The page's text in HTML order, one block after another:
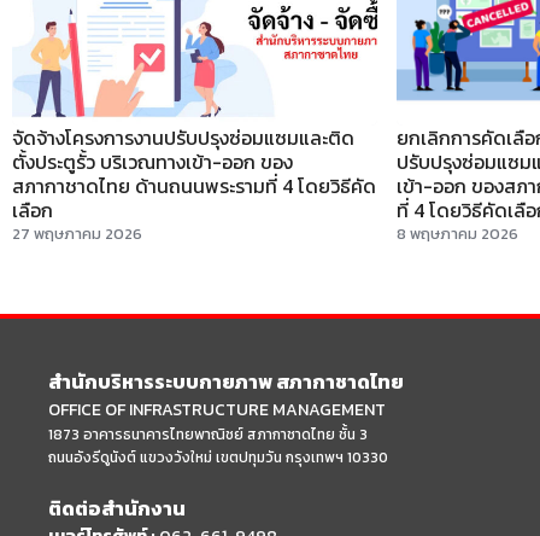
จัดจ้างโครงการงานปรับปรุงซ่อมแซมและติด
ตั้งประตูรั้ว บริเวณทางเข้า-ออก ของ
สภากาชาดไทย ด้านถนนพระรามที่ 4 โดยวิธีคัด
เลือก
27 พฤษภาคม 2026
ยกเลิกการคัดเลื
ปรับปรุงซ่อมแซม
เข้า-ออก ของสภ
ที่ 4 โดยวิธีคัดเลื
8 พฤษภาคม 2026
สำนักบริหารระบบกายภาพ สภากาชาดไทย
OFFICE OF INFRASTRUCTURE MANAGEMENT
1873 อาคารธนาคารไทยพาณิชย์ สภากาชาดไทย ชั้น 3
ถนนอังรีดูนังต์ แขวงวังใหม่ เขตปทุมวัน กรุงเทพฯ 10330
ติดต่อสำนักงาน